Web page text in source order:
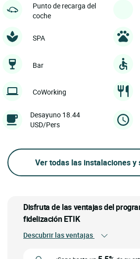
Punto de recarga del
coche
SPA
Bar
CoWorking
Desayuno 18.44
USD/Pers
Ver todas las instalaciones y
Disfruta de las ventajas del
fidelización ETIK
Descubrir las ventajas